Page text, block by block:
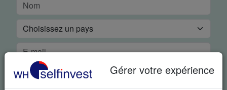
Gérer votre expérience